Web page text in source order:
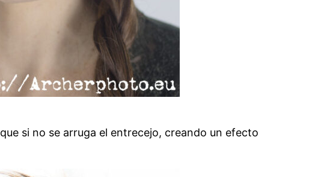
si no se arruga el entrecejo, creando un efecto